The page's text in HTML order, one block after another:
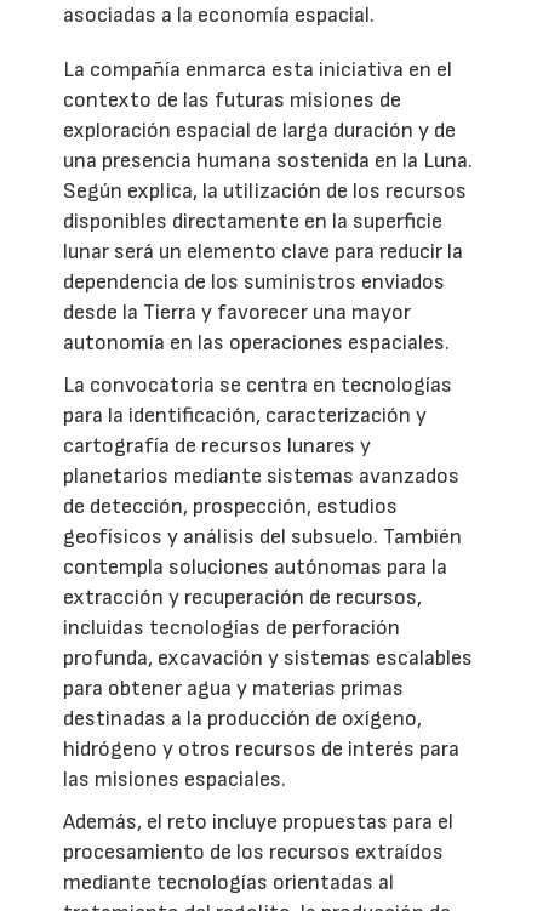
asociadas a la economía espacial.
La compañía enmarca esta iniciativa en el
contexto de las futuras misiones de
exploración espacial de larga duración y de
una presencia humana sostenida en la Luna.
Según explica, la utilización de los recursos
disponibles directamente en la superficie
lunar será un elemento clave para reducir la
dependencia de los suministros enviados
desde la Tierra y favorecer una mayor
autonomía en las operaciones espaciales.
La convocatoria se centra en tecnologías
para la identificación, caracterización y
cartografía de recursos lunares y
planetarios mediante sistemas avanzados
de detección, prospección, estudios
geofísicos y análisis del subsuelo. También
contempla soluciones autónomas para la
extracción y recuperación de recursos,
incluidas tecnologías de perforación
profunda, excavación y sistemas escalables
para obtener agua y materias primas
destinadas a la producción de oxígeno,
hidrógeno y otros recursos de interés para
las misiones espaciales.
Además, el reto incluye propuestas para el
procesamiento de los recursos extraídos
mediante tecnologías orientadas al